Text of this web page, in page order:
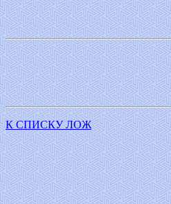
К СПИСКУ ЛОЖ